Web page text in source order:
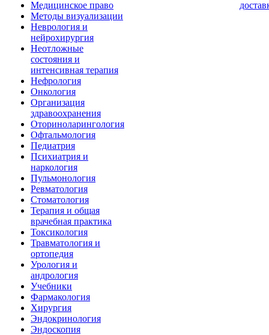
Медицинское право
Методы визуализации
Неврология и
нейрохирургия
Неотложные
состояния и
интенсивная терапия
Нефрология
Онкология
Организация
здравоохранения
Оториноларингология
Офтальмология
Педиатрия
Психиатрия и
наркология
Пульмонология
Ревматология
Стоматология
Терапия и общая
врачебная практика
Токсикология
Травматология и
ортопедия
Урология и
андрология
Учебники
Фармакология
Хирургия
Эндокринология
Эндоскопия